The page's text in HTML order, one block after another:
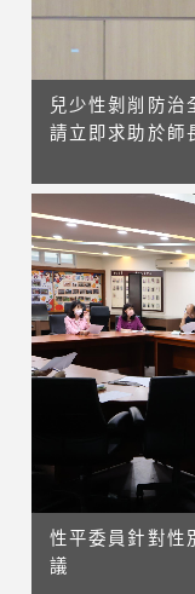
兒少性剝削防治
請立即求助於師
性平委員針對性
議